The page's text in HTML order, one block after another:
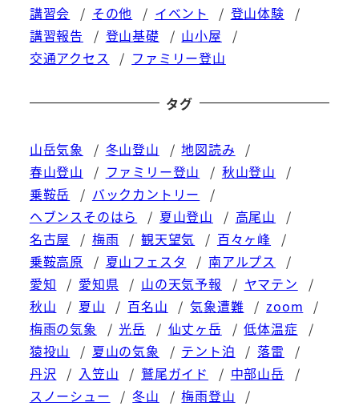
講習会 その他 イベント
登山体験
講習報告
登山基礎
山小屋
交通アクセス
ファミリー登山
タグ
山岳気象 冬山登山
地図読み
春山登山
ファミリー登山
秋山登山
乗鞍岳
バックカントリー
ヘブンスそのはら
夏山登山
高尾山
名古屋
梅雨 観天望気
百々ヶ峰
乗鞍高原
夏山フェスタ
南アルプス
愛知
愛知県 山の天気予報
ヤマテン
秋山
夏山 百名山 気象遭難
zoom
梅雨の気象
光岳 仙丈ヶ岳
低体温症
猿投山
夏山の気象 テント泊
落雷
丹沢
入笠山 鷲尾ガイド
中部山岳
スノーシュー
冬山
梅雨登山